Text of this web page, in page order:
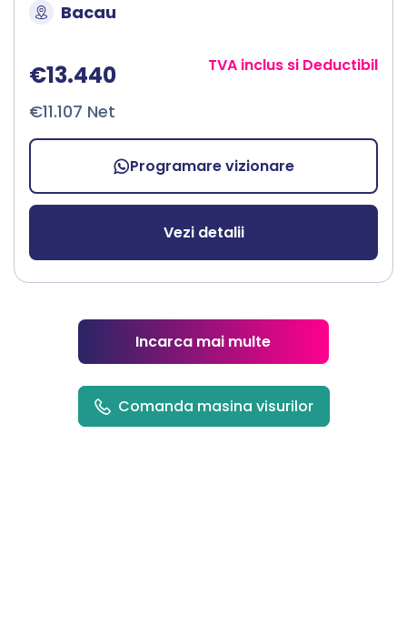
Bacau
€13.440
€11.107 Net
TVA inclus si Deductibil
Programare vizionare
Vezi detalii
Incarca mai multe
Comanda masina visurilor